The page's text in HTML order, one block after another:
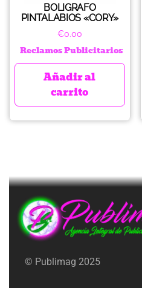
BOLIGRAFO
PINTALABIOS «CORY»
€0.00
Reclamos Publicitarios
Añadir al
carrito
© Publimag 2025